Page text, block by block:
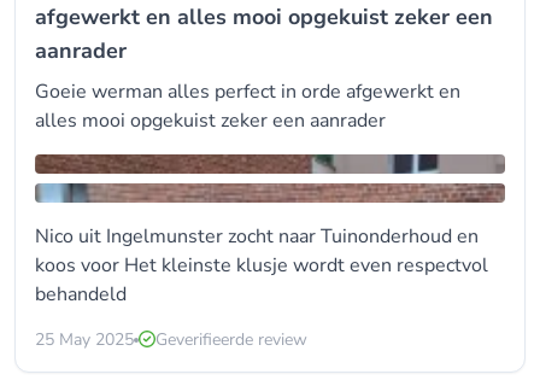
afgewerkt en alles mooi opgekuist zeker een
aanrader
Goeie werman alles perfect in orde afgewerkt en
alles mooi opgekuist zeker een aanrader
Nico uit Ingelmunster zocht naarTuinonderhouden
koos voor Het kleinste klusje wordt even respectvol
behandeld
25 May 2025 Geverifieerde review